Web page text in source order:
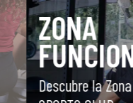
ZONA
Descubre la